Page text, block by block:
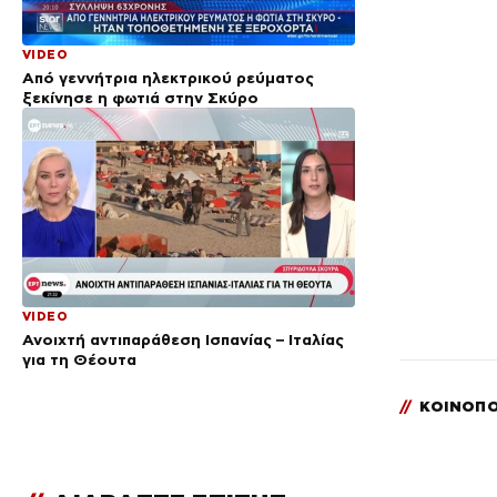
VIDEO
Από γεννήτρια ηλεκτρικού ρεύματος
ξεκίνησε η φωτιά στην Σκύρο
VIDEO
Ανοιχτή αντιπαράθεση Ισπανίας – Ιταλίας
για τη Θέουτα
//